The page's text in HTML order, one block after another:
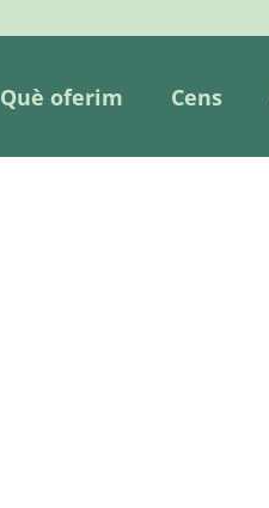
Què oferim Cens